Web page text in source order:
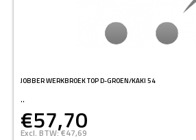
JOBBER WERKBROEK TOP D-GROEN/KAKI 54
..
€57,70
Excl. BTW: €47,69